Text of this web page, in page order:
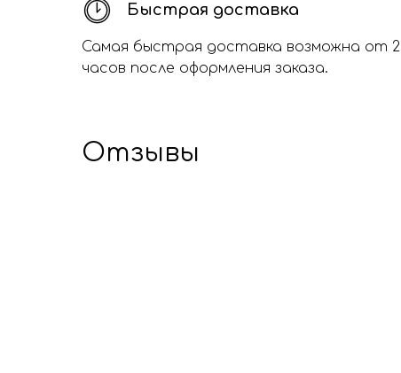
Быстрая доставка
Самая быстрая доставка возможна от 2
часов после оформления заказа.
Отзывы